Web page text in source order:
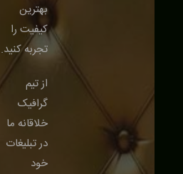
بهترین
کیفیت را
تجربه کنید.
از تیم
گرافیک
خلاقانه ما
در تبلیغات
خود